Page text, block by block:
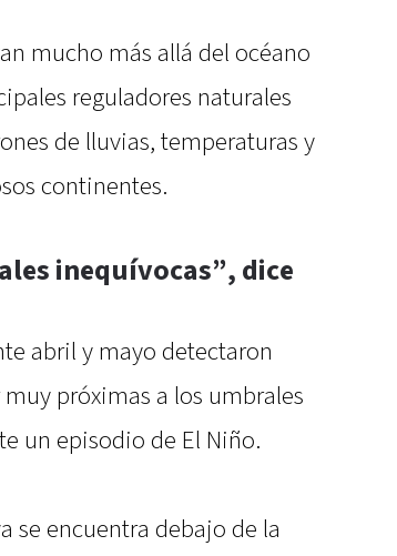
mucho más allá del océano
reguladores naturales
de lluvias, temperaturas y
continentes.
inequívocas”, dice
abril y mayo detectaron
próximas a los umbrales
un episodio de El Niño.
se encuentra debajo de la